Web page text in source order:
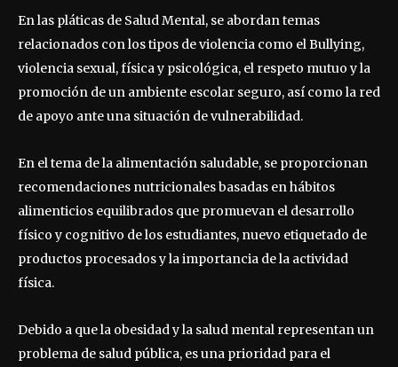
En las pláticas de Salud Mental, se abordan temas
relacionados con los tipos de violencia como el Bullying,
violencia sexual, física y psicológica, el respeto mutuo y la
promoción de un ambiente escolar seguro, así como la red
de apoyo ante una situación de vulnerabilidad.
En el tema de la alimentación saludable, se proporcionan
recomendaciones nutricionales basadas en hábitos
alimenticios equilibrados que promuevan el desarrollo
físico y cognitivo de los estudiantes, nuevo etiquetado de
productos procesados y la importancia de la actividad
física.
Debido a que la obesidad y la salud mental representan un
problema de salud pública, es una prioridad para el